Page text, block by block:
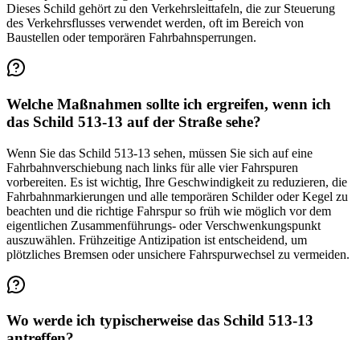
Dieses Schild gehört zu den Verkehrsleittafeln, die zur Steuerung
des Verkehrsflusses verwendet werden, oft im Bereich von
Baustellen oder temporären Fahrbahnsperrungen.
Welche Maßnahmen sollte ich ergreifen, wenn ich
das Schild 513-13 auf der Straße sehe?
Wenn Sie das Schild 513-13 sehen, müssen Sie sich auf eine
Fahrbahnverschiebung nach links für alle vier Fahrspuren
vorbereiten. Es ist wichtig, Ihre Geschwindigkeit zu reduzieren, die
Fahrbahnmarkierungen und alle temporären Schilder oder Kegel zu
beachten und die richtige Fahrspur so früh wie möglich vor dem
eigentlichen Zusammenführungs- oder Verschwenkungspunkt
auszuwählen. Frühzeitige Antizipation ist entscheidend, um
plötzliches Bremsen oder unsichere Fahrspurwechsel zu vermeiden.
Wo werde ich typischerweise das Schild 513-13